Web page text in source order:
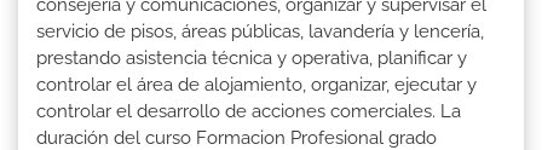
consejería y comunicaciones, organizar y supervisar el
servicio de pisos, áreas públicas, lavandería y lencería,
prestando asistencia técnica y operativa, planificar y
controlar el área de alojamiento, organizar, ejecutar y
controlar el desarrollo de acciones comerciales. La
duración del curso Formacion Profesional grado